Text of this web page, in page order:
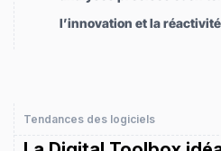
l’innovation et la
Tendances des logiciels